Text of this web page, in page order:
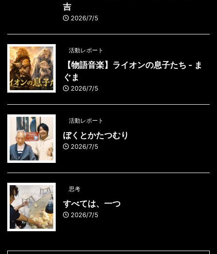
吉
2026/7/5
活動レポート
【物語音楽】ライオンの息子たち - ま
ぐま
2026/7/5
活動レポート
ぼくとかたつむり
2026/7/5
思考
すべては、一つ
2026/7/5